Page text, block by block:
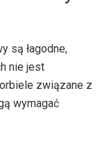
są łagodne,
nie jest
związane z
wymagać